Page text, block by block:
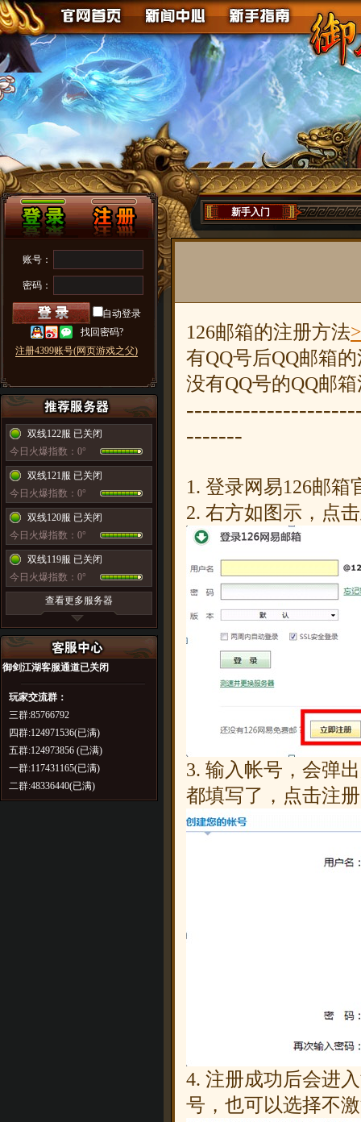
新手入门
126邮箱的注册方法
有QQ号后QQ邮箱
没有QQ号的QQ邮
-------
1. 登录网易126邮箱
2. 右方如图示，点
3. 输入帐号，会弹
都填写了，点击注
4. 注册成功后会进
号，也可以选择不
账号：
密码：
自动登录
找回密码?
注册4399账号(网页游戏之父)
双线122服 已关闭
今日火爆指数：0°
双线121服 已关闭
今日火爆指数：0°
双线120服 已关闭
今日火爆指数：0°
双线119服 已关闭
今日火爆指数：0°
查看更多服务器
御剑江湖客服通道已关闭
玩家交流群：
三群:85766792
四群:124971536(已满)
五群:124973856 (已满)
一群:117431165(已满)
二群:48336440(已满)